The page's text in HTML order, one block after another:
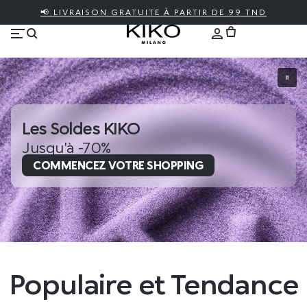
📢 LIVRAISON GRATUITE À PARTIR DE 99 TND
Les Soldes KIKO
Jusqu'à -70%
COMMENCEZ VOTRE SHOPPING
Populaire et Tendance